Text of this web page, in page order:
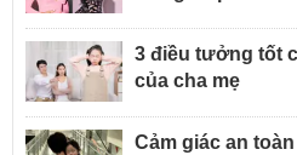
3 điều tưởng tốt
của cha mẹ
Cảm giác an